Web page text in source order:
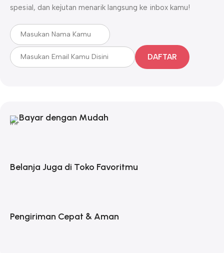
spesial, dan kejutan menarik langsung ke inbox kamu!
DAFTAR
Bayar dengan Mudah
Belanja Juga di Toko Favoritmu
Pengiriman Cepat & Aman